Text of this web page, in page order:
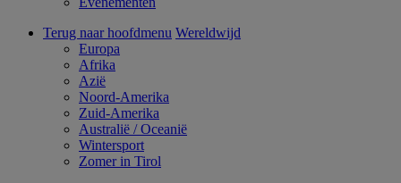
Terug naar hoofdmenu Wereldwijd
Europa
Afrika
Azië
Noord-Amerika
Zuid-Amerika
Australië / Oceanië
Wintersport
Zomer in Tirol